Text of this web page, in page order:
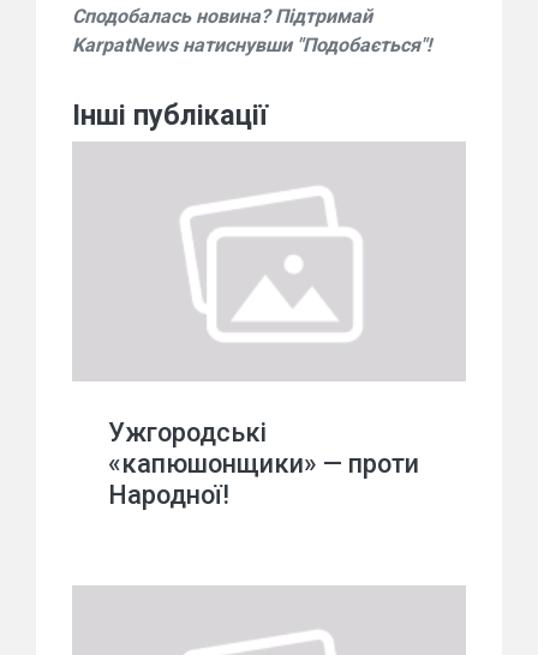
Сподобалась новина? Підтримай
KarpatNews натиснувши "Подобається"!
Інші публікації
Ужгородські
«капюшонщики» — проти
Народної!